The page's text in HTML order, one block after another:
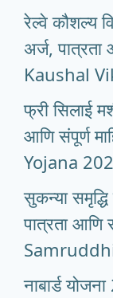
रेल्वे कौशल्य
अर्ज, पात्रता
Kaushal
फ्री सिलाई
आणि संपूर्ण
Yojana
सुकन्या
पात्रता आणि
नाबार्ड